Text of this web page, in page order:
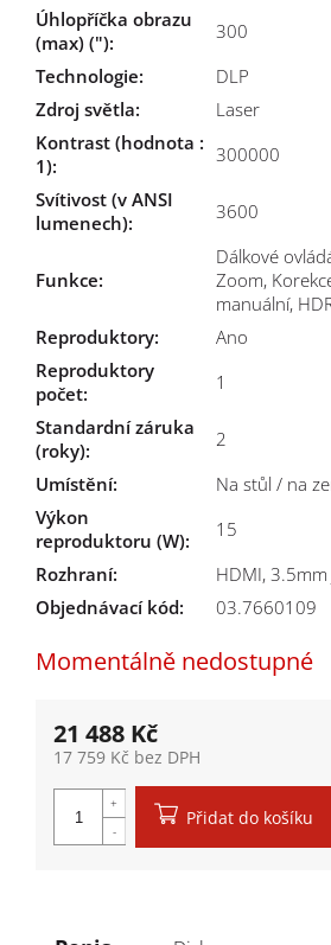
Momentálně nedostupné
Úhlopříčka obrazu
(max) ("):
300
Technologie:
DLP
Zdroj světla:
Laser
Kontrast (hodnota :
1):
300000
Svítivost (v ANSI
lumenech): 3600
Funkce:
Dálkové
Zoom,
manuální,
Reproduktory:
Ano
Reproduktory
počet:
1
Standardní záruka
(roky):
2
Umístění:
Na stůl / na
Výkon
reproduktoru (W):
15
Rozhraní:
HDMI, 3.5mm
Objednávací kód:
03.7660109
21 488 Kč
17 759 Kč bez DPH
Přidat do košíku